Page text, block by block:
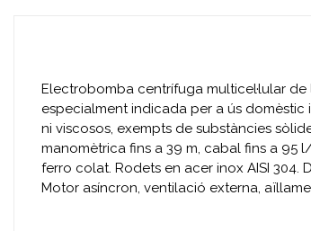
Electrobomba centrífuga multicel·lular
especialment indicada per a ús domèstic
ni viscosos, exempts de substàncies
manomètrica fins a 39 m, cabal fins a 95
ferro colat. Rodets en acer inox AISI 304.
Motor asíncron, ventilació externa,